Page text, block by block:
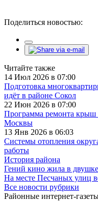
Поделиться новостью:
Читайте также
14 Июл 2026 в 07:00
Подготовка
идёт в районе Сокол
22 Июн 2026 в 07:00
Программа ремонта крыш
Москвы
13 Янв 2026 в 06:03
Системы отопления
работы
История района
Гений кино жила в
На месте Песчаных улиц
Все новости рубрики
Районные интернет-